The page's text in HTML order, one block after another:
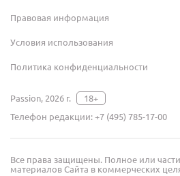
Правовая информация
Условия использования
Политика конфиденциальности
Passion, 2026 г.
18+
Телефон редакции:+7 (495) 785-17-00
Все права защищены. Полное или
материалов Сайта в коммерческих